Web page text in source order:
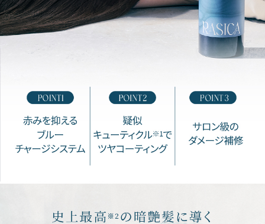
※1 シリーズ史上最高 ※2 サロン帰りのようななめらかな指通りのこと
※3 ケラチン（毛髪補修成分）※4 グルタミン酸・加水分解コラーゲン